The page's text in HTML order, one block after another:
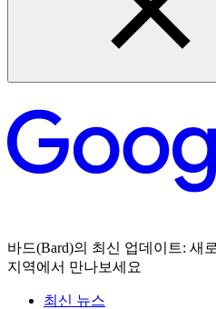
바드(Bard)의 최신 업데이트: 새
지역에서 만나보세요
최신 뉴스